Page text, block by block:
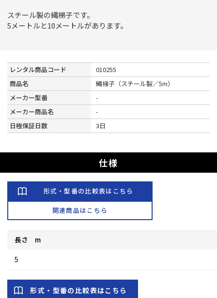
スチール製の縄梯子です。
5メートルと10メートルがあります。
レンタル商品コード
010255
商品名
縄梯子（スチール製／5m）
メーカー型番
-
メーカー商品名
-
日極保証日数
3日
仕様
形式・型番の比較表はこちら
関連商品はこちら
長さ m
5
形式・型番の比較表はこちら